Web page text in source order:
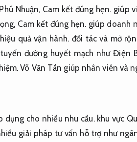
Nhuận, Cam kết đúng hẹn. giúp
Cam kết đúng hẹn. giúp doanh
quả vận hành. đối tác và mở
đường huyết mạch như Điện
Võ Văn Tần giúp nhân viên và
dụng cho nhiều nhu cầu.khu vực
giải pháp tư vấn hỗ trợ như